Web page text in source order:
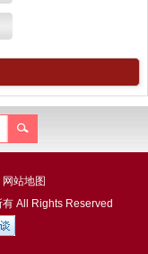
网站地图
All Rights Reserved